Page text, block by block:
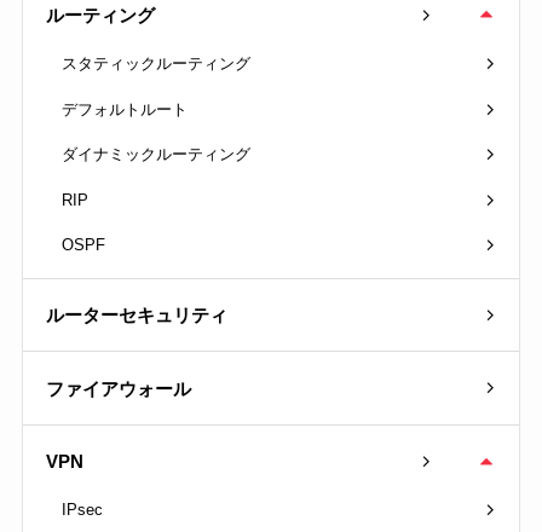
ルーティング
スタティックルーティング
デフォルトルート
ダイナミックルーティング
RIP
OSPF
ルーターセキュリティ
ファイアウォール
VPN
IPsec